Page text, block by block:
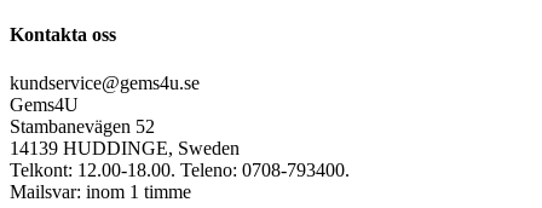
Kontakta oss
kundservice@gems4u.se
Gems4U
Stambanevägen 52
14139 HUDDINGE, Sweden
Telkont: 12.00-18.00. Teleno: 0708-793400.
Mailsvar: inom 1 timme